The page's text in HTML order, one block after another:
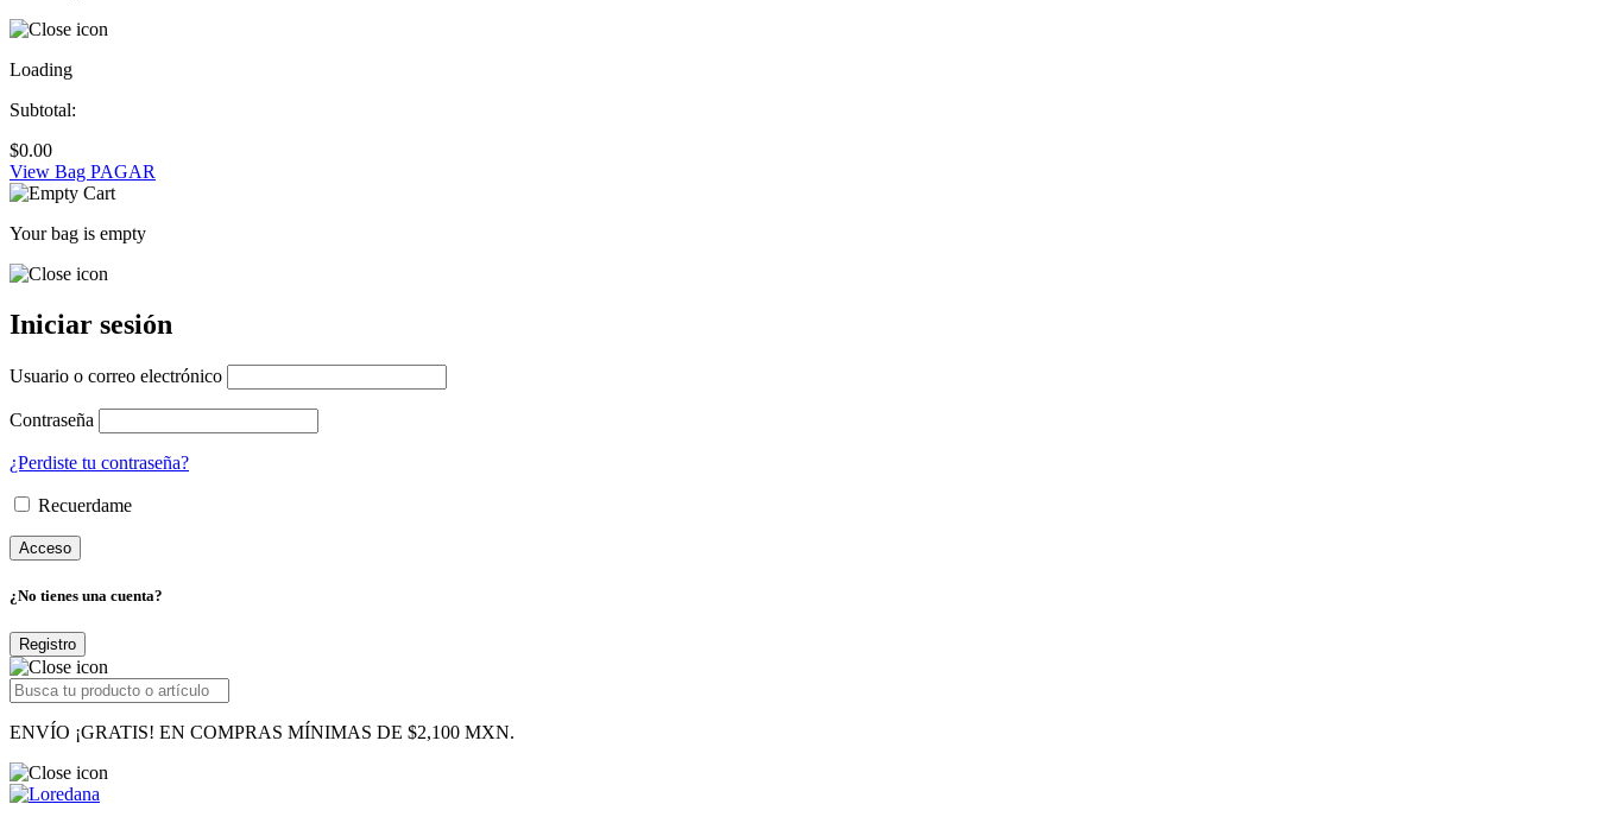
Loading
Subtotal:
$0.00
View Bag PAGAR
Your bag is empty
Iniciar sesión
Usuario o correo electrónico
Contraseña
¿Perdiste tu contraseña?
Recuerdame
¿No tienes una cuenta?
Registro
ENVÍO ¡GRATIS! EN COMPRAS MÍNIMAS DE $2,100 MXN.